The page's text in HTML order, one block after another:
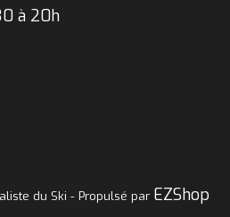
à 20h
du Ski - Propulsé par EZShop